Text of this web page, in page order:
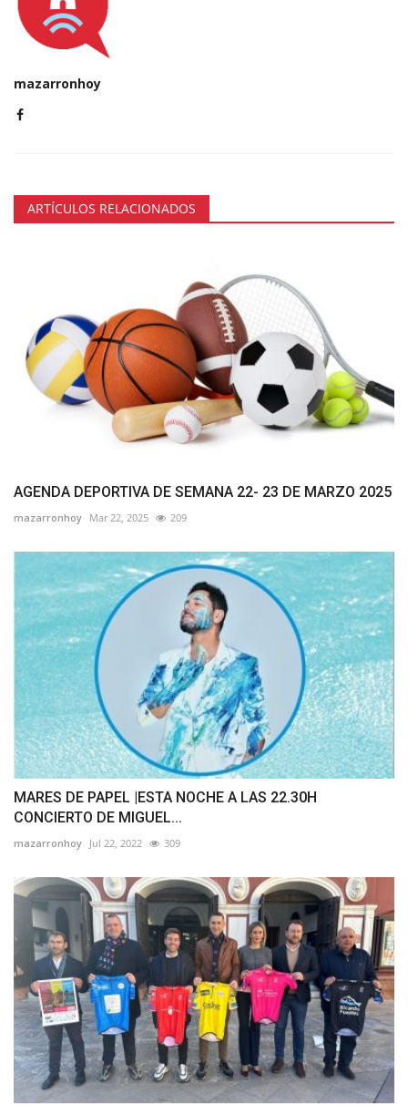
mazarronhoy
ARTÍCULOS RELACIONADOS
AGENDA DEPORTIVA DE SEMANA 22- 23 DE MARZO 2025
mazarronhoy Mar 22, 2025 209
MARES DE PAPEL |ESTA NOCHE A LAS 22.30H
CONCIERTO DE MIGUEL...
mazarronhoy Jul 22, 2022 309